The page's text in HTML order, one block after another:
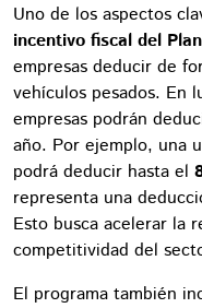
Uno de los aspectos
incentivo fiscal del
empresas deducir de
vehículos pesados. En
empresas podrán
año. Por ejemplo, una
podrá deducir hasta el
representa una
Esto busca acelerar la
competitividad del
El programa también